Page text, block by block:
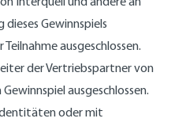
Gewinnspiels
ausgeschlossen.
der Vertriebspartner von
ausgeschlossen.
oder mit